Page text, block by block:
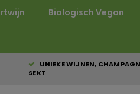
Biologisch Vegan
UNIEKE WIJNEN,
SEKT